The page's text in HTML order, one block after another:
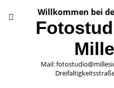
Willkommen bei
Mail: